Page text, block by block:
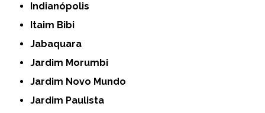
Indianópolis
Itaim Bibi
Jabaquara
Jardim Morumbi
Jardim Novo Mundo
Jardim Paulista